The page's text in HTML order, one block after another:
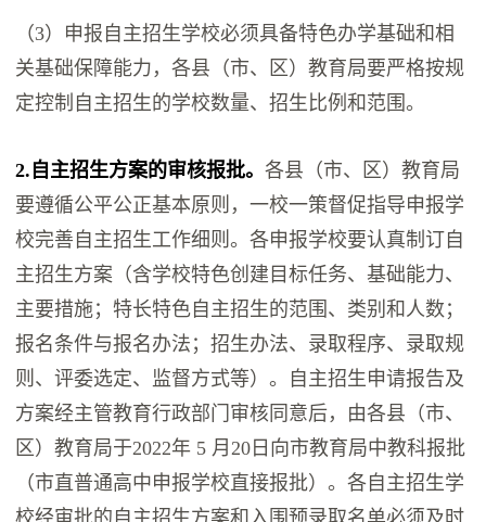
（3）申报自主招生学校必须具备特色办学基础和相
关基础保障能力，各县（市、区）教育局要严格按规
定控制自主招生的学校数量、招生比例和范围。
2.自主招生方案的审核报批。各县（市、区）教育局
要遵循公平公正基本原则，一校一策督促指导申报学
校完善自主招生工作细则。各申报学校要认真制订自
主招生方案（含学校特色创建目标任务、基础能力、
主要措施；特长特色自主招生的范围、类别和人数；
报名条件与报名办法；招生办法、录取程序、录取规
则、评委选定、监督方式等）。自主招生申请报告及
方案经主管教育行政部门审核同意后，由各县（市、
区）教育局于2022年 5 月20日向市教育局中教科报批
（市直普通高中申报学校直接报批）。各自主招生学